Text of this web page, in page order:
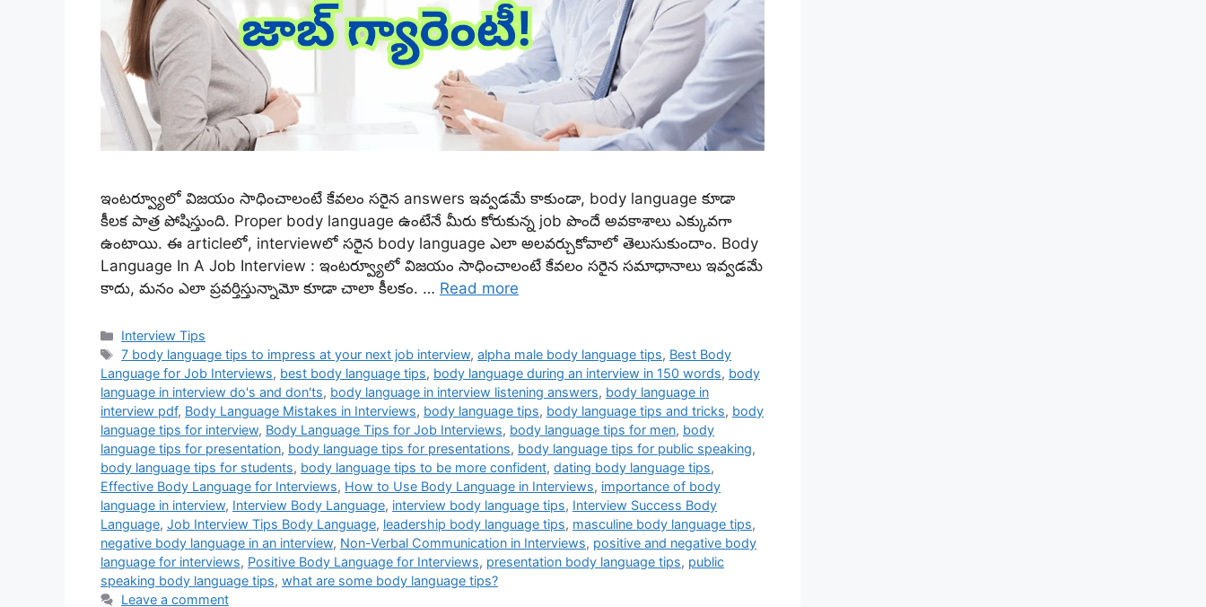
ఇంటర్వ్యూలో విజయం సాధించాలంటే కేవలం సరైన answers ఇవ్వడమే కాకుండా, body language కూడా
కీలక పాత్ర పోషిస్తుంది. Proper body language ఉంటేనే మీరు కోరుకున్న job పొందే అవకాశాలు ఎక్కువగా
ఉంటాయి. ఈ articleలో, interviewలో సరైన body language ఎలా అలవర్చుకోవాలో తెలుసుకుందాం. Body
Language In A Job Interview : ఇంటర్వ్యూలో విజయం సాధించాలంటే కేవలం సరైన సమాధానాలు ఇవ్వడమే
కాదు, మనం ఎలా ప్రవర్తిస్తున్నామో కూడా చాలా కీలకం. … Read more
Categories
Interview Tips
Tags
7 body language tips to impress at your next job interview,alpha male body language tips, Best Body
Language for Job Interviews, best body language tips, body language during an interview in 150 words, body
language in interview do's and don'ts, body language in interview listening answers, body language in
interview pdf, Body Language Mistakes in Interviews, body language tips, body language tips and tricks, body
language tips for interview, Body Language Tips for Job Interviews, body language tips for men, body
language tips for presentation, body language tips for presentations, body language tips for public speaking,
body language tips for students, body language tips to be more confident, dating body language tips,
Effective Body Language for Interviews, How to Use Body Language in Interviews, importance of body
language in interview, Interview Body Language, interview body language tips, Interview Success Body
Language, Job Interview Tips Body Language, leadership body language tips, masculine body language tips,
negative body language in an interview, Non-Verbal Communication in Interviews, positive and negative body
language for interviews, Positive Body Language for Interviews, presentation body language tips, public
speaking body language tips, what are some body language tips?
Leave a comment